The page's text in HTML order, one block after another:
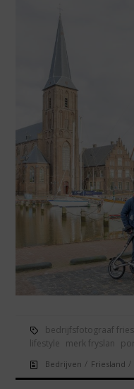
bedrijfsfotograaf
lifestyle merk fryslan
Bedrijven / Friesland /